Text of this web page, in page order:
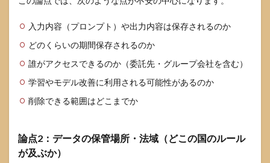
DeepSeek
の利用可
る判断表
5.1
利用
が向
くケ
入力内容（プロンプト）や出力内容は保存されるのか
どのくらいの期間保存されるのか
誰がアクセスできるのか（委託先・グループ会社を含む）
学習やモデル改善に利用される可能性があるのか
削除できる範囲はどこまでか
論点2：データの保管場所・法域（どこの国のルール
が及ぶか）